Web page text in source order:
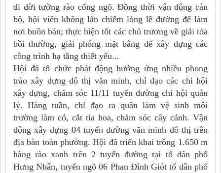
di dời tường rào cổng ngõ. Đồng thời vận động cán
bộ, hội viên không lấn chiếm lòng lề đường để làm
nơi buôn bán; thực hiện tốt các chủ trương về giải tỏa
bồi thường, giải phóng mặt bằng để xây dựng các
công trình hạ tầng thiết yếu...
Hội đã tổ chức phát động hưởng ứng nhiều phong
trào xây dựng đô thị văn minh, chỉ đạo các chi hội
xây dựng, chăm sóc 11/11 tuyến đường chi hội quản
lý. Hàng tuần, chỉ đạo ra quân làm vệ sinh môi
trường làm cỏ, cắt tỉa hoa, chăm sóc cây cảnh. Vận
động xây dựng 04 tuyến đường văn minh đô thị trên
địa bàn toàn phường. Hội đã triển khai trồng 1.650 m
hàng rào xanh trên 2 tuyến đường tại tổ dân phố
Hưng Nhân, tuyến ngõ 06 Phan Đình Giót tổ dân phố